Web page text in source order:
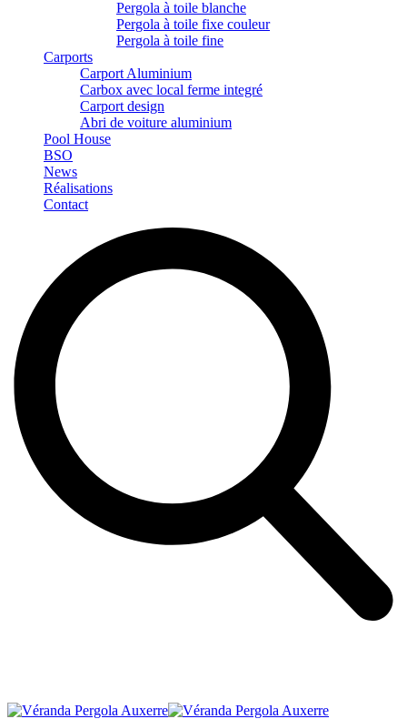
Pergola à toile blanche
Pergola à toile fixe couleur
Pergola à toile fine
Carports
Carport Aluminium
Carbox avec local ferme integré
Carport design
Abri de voiture aluminium
Pool House
BSO
News
Réalisations
Contact